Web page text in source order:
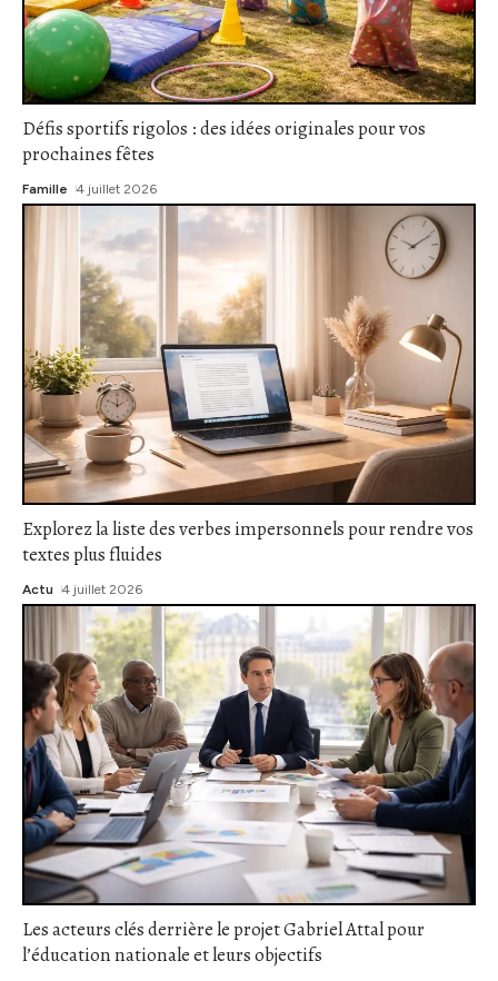
Défis sportifs rigolos : des idées originales pour vos
prochaines fêtes
Famille 4 juillet 2026
Explorez la liste des verbes impersonnels pour rendre vos
textes plus fluides
Actu 4 juillet 2026
Les acteurs clés derrière le projet Gabriel Attal pour
l’éducation nationale et leurs objectifs